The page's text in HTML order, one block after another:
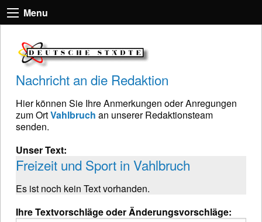
Menu
Nachricht an die Redaktion
Hier können Sie Ihre Anmerkungen oder Anregungen
zum OrtVahlbruch an unserer Redaktionsteam
senden.
Unser Text:
Freizeit und Sport in Vahlbruch
Es ist noch kein Text vorhanden.
Ihre Textvorschläge oder Änderungsvorschläge: